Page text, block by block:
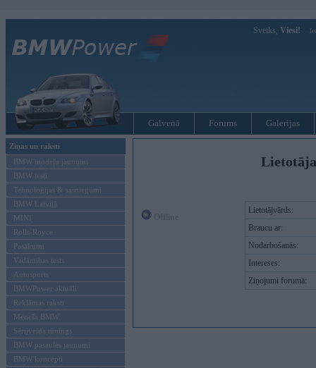
Sveiks, Viesi!
Galvenā Forums Galerijas
Ziņas un raksti
BMW modeļu jaunumi
BMW testi
Tehnoloģijas & sasniegumi
BMW Latvijā
MINI
Rolls-Royce
Pasākumi
Vadāmības tests
Autosports
BMWPower aktuāli
Reklāmas raksti
Mēneša BMW
Sērijveida tūnings
BMW pasaules jaunumi
BMW koncepti
Lietotājvārds:
Braucu ar:
Nodarbošanās:
Intereses:
Ziņojumi forumā: